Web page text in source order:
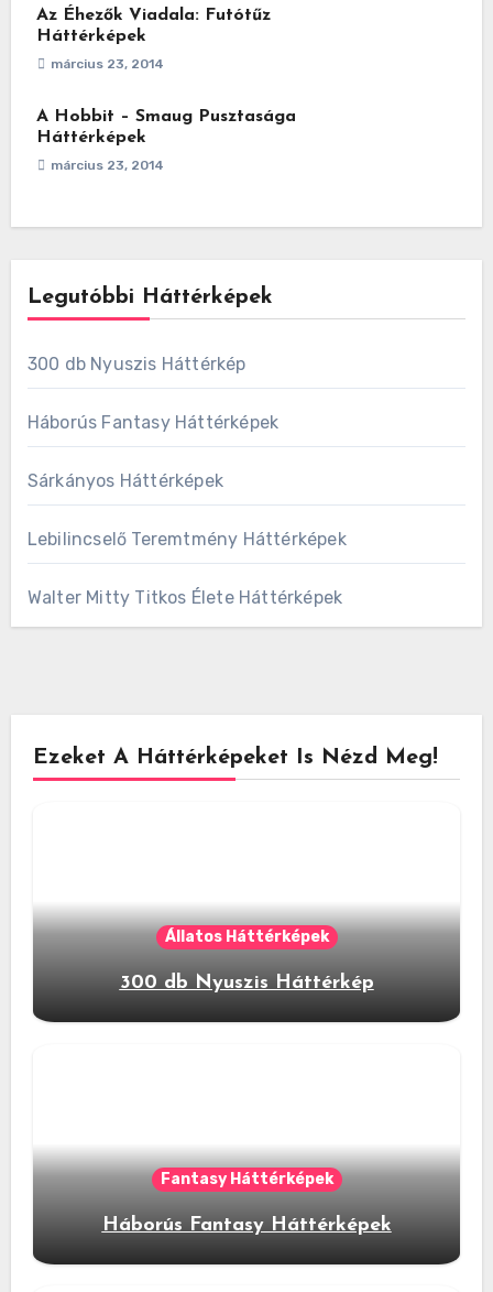
Az Éhezők Viadala: Futótűz
Háttérképek
március 23, 2014
A Hobbit – Smaug Pusztasága
Háttérképek
március 23, 2014
Legutóbbi Háttérképek
300 db Nyuszis Háttérkép
Háborús Fantasy Háttérképek
Sárkányos Háttérképek
Lebilincselő Teremtmény Háttérképek
Walter Mitty Titkos Élete Háttérképek
Ezeket A Háttérképeket Is Nézd Meg!
Állatos Háttérképek
300 db Nyuszis Háttérkép
Fantasy Háttérképek
Háborús Fantasy Háttérképek